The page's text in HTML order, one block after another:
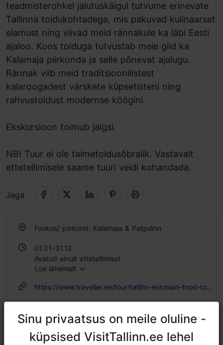
teadmisterohkel jalutuskäigul tutvume erinevate
Tallinna toidukohtadega, mis pakuvad kulinaarset
elamust ning viivad meid rännakule ka läbi Eesti
ajaloo. Koos toiduga tutvustab meie giid ka
Kalamaja piirkonda ja selle põnevat ajalugu.
Rännak viib meid traditsioonilistest
kalaroogadest värskete küpsetisteni ning
rahvustoidust modernse köögini.
Ekskursioon toimub jalgsi.
NB! Tuur ei ole taimetoidusõbralik. Vastavalt
ettetellimisele saame tuuri veidi kohandada.
Jaga
Fookus/ piirkond: Kalamaja & Pelgulinn
01.01–31.12
Avatud ainult ettetellimisel
Loe lähemalt
https://www.traveller.ee/tour/tallinn-estonian-food-tour-through-kalamaja
tallinn@traveller.ee
Sinu privaatsus on meile oluline -
küpsised VisitTallinn.ee lehel
Sinu privaatsus on meile oluline -
küpsised VisitTallinn.ee lehel